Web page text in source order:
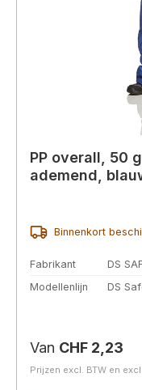
PP overall, 50
ademend,
Binnenkort
Fabrikant
DS
Modellenlijn
DS
Normale prijs:
Van CHF 2,23
Prijzen excl. BTW en